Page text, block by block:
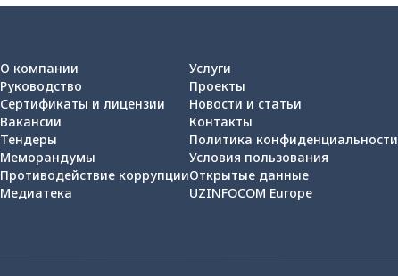
О компании
Руководство
Сертификаты и лицензии
Вакансии
Тендеры
Меморандумы
Противодействие коррупции
Медиатека
Услуги
Проекты
Новости и статьи
Контакты
Политика конфиденциальности
Условия пользования
Открытые данные
UZINFOCOM Europe